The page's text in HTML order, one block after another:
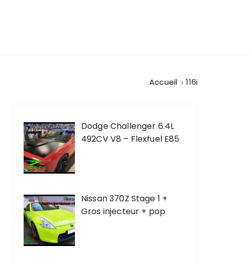
Accueil 116i
Dodge Challenger 6.4L
492CV V8 – Flexfuel E85
Nissan 370Z Stage 1 +
Gros injecteur + pop